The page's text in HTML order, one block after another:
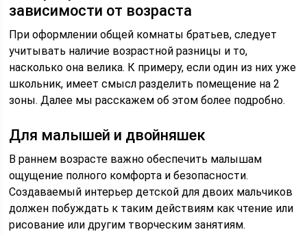
зависимости от возраста
При оформлении общей комнаты братьев, следует
учитывать наличие возрастной разницы и то,
насколько она велика. К примеру, если один из них уже
школьник, имеет смысл разделить помещение на 2
зоны. Далее мы расскажем об этом более подробно.
Для малышей и двойняшек
В раннем возрасте важно обеспечить малышам
ощущение полного комфорта и безопасности.
Создаваемый интерьер детской для двоих мальчиков
должен побуждать к таким действиям как чтение или
рисование или другим творческим занятиям.